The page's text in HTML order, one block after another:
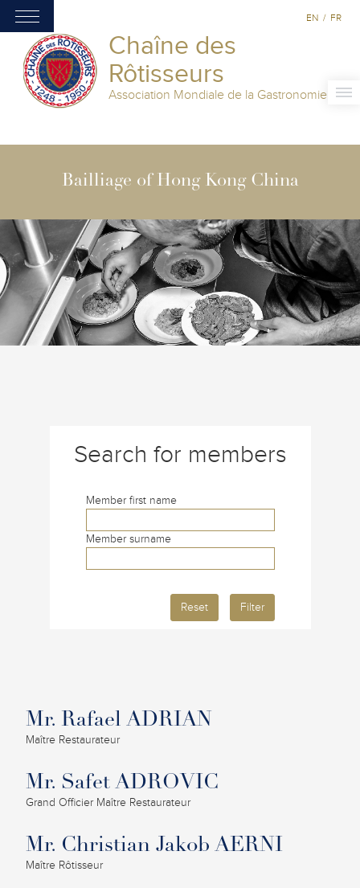
Chaîne des
Rôtisseurs
Association Mondiale de la Gastronomie
EN / FR
Bailliage of Hong Kong China
Search for members
Member first name
Member surname
Reset Filter
Mr. Rafael ADRIAN
Maître Restaurateur
Mr. Safet ADROVIC
Grand Officier Maître Restaurateur
Mr. Christian Jakob AERNI
Maître Rôtisseur